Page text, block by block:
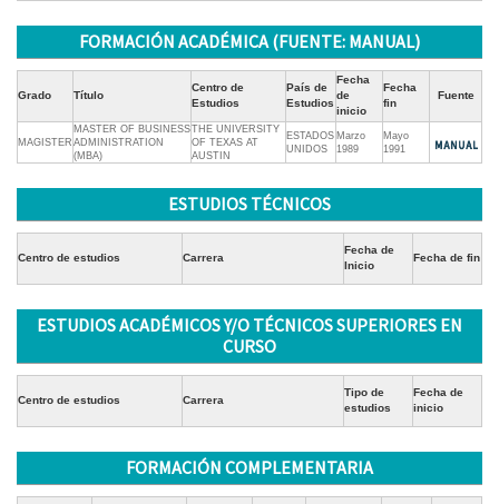
FORMACIÓN ACADÉMICA (FUENTE: MANUAL)
Grado Título
Centro de
Estudios
País de
Estudios
Fecha
de
inicio
Fecha
fin
Fuente
MAGISTER
MASTER OF BUSINESS
ADMINISTRATION
(MBA)
THE UNIVERSITY
OF TEXAS AT
AUSTIN
ESTADOS
UNIDOS
Marzo
1989
Mayo
1991
ESTUDIOS TÉCNICOS
Centro de estudios Carrera
Fecha de
Inicio
Fecha de fin
ESTUDIOS ACADÉMICOS Y/O TÉCNICOS SUPERIORES EN
CURSO
Centro de estudios Carrera
Tipo de
estudios
Fecha de
inicio
FORMACIÓN COMPLEMENTARIA